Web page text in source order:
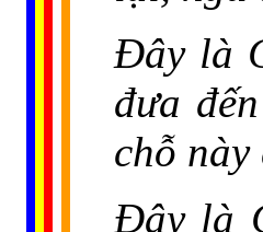
Đây là
đưa
chỗ
Đây là